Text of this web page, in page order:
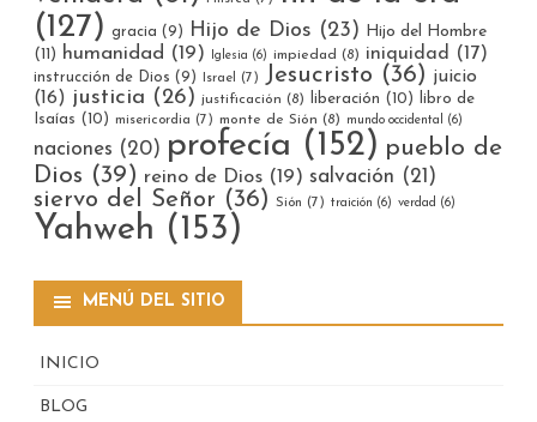
(127) gracia (9) Hijo de Dios (23)
Hijo del Hombre
(11)
humanidad (19) Iglesia (6) impiedad (8) iniquidad (17)
instrucción de Dios (9) Israel (7) Jesucristo (36) juicio
(16) justicia (26) justificación (8) liberación (10)
libro de
Isaías (10) misericordia (7) monte de Sión (8) mundo occidental (6)
naciones (20) profecía (152) pueblo de
Dios (39) reino de Dios (19) salvación (21)
siervo del Señor (36) Sión (7) traición (6) verdad (6)
Yahweh (153)
MENÚ DEL SITIO
INICIO
BLOG